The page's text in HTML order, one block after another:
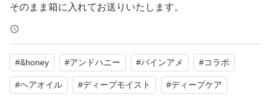
そのまま箱に入れてお送りいたします。
◎お値下げ不可
広がり・乾燥ケアに特化し、しっとりとした髪へと導くア
#&honey #アンドハニー #パインアメ #コラボ
#ヘアオイル #ディープモイスト #ディープケア